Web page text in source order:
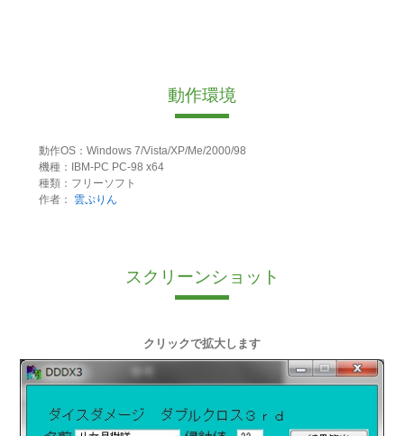
動作環境
動作OS：Windows 7/Vista/XP/Me/2000/98
機種：IBM-PC PC-98 x64
種類：フリーソフト
作者：
雲ぷりん
スクリーンショット
クリックで拡大します